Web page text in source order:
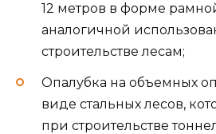
12 метров в форме
аналогичной
строительстве лесам;
Опалубка на объемных
виде стальных лесов,
при строительстве